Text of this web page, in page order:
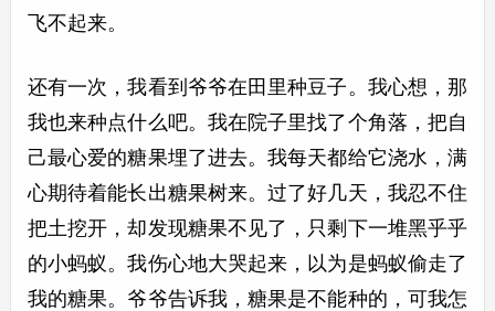
飞不起来。
还有一次，我看到爷爷在田里种豆子。我心想，那
我也来种点什么吧。我在院子里找了个角落，把自
己最心爱的糖果埋了进去。我每天都给它浇水，满
心期待着能长出糖果树来。过了好几天，我忍不住
把土挖开，却发现糖果不见了，只剩下一堆黑乎乎
的小蚂蚁。我伤心地大哭起来，以为是蚂蚁偷走了
我的糖果。爷爷告诉我，糖果是不能种的，可我怎